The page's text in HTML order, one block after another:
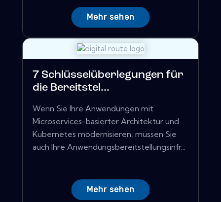
Mehr sehen
7 Schlüsselüberlegungen für
die Bereitstel...
Wenn Sie Ihre Anwendungen mit
Microservices-basierter Architektur und
Kubernetes modernisieren, müssen Sie
auch Ihre Anwendungsbereitstellungsinfr...
Mehr sehen